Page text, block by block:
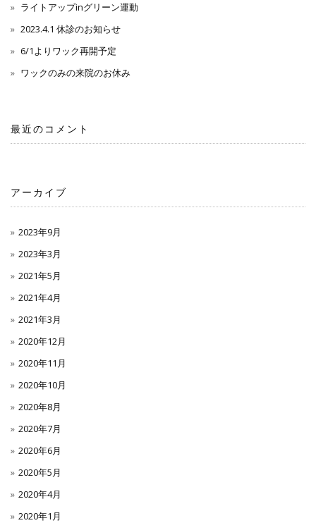
ライトアップinグリーン運動
2023.4.1 休診のお知らせ
6/1よりワック再開予定
ワックのみの来院のお休み
最近のコメント
アーカイブ
2023年9月
2023年3月
2021年5月
2021年4月
2021年3月
2020年12月
2020年11月
2020年10月
2020年8月
2020年7月
2020年6月
2020年5月
2020年4月
2020年1月